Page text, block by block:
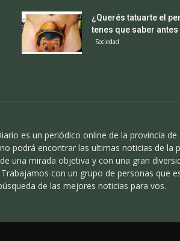
¿Querés tatuarte el
tenes que saber
Sociedad
es un periódico online de la provincia de
podrá encontrar las ultimas noticias de la
una mirada objetiva y con una gran
con un grupo de personas que
de las mejores noticias para vos.